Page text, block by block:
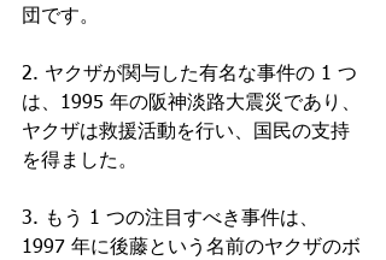
団です。
2. ヤクザが関与した有名な事件の 1 つ
は、1995 年の阪神淡路大震災であり、
ヤクザは救援活動を行い、国民の支持
を得ました。
3. もう 1 つの注目すべき事件は、
1997 年に後藤という名前のヤクザのボ